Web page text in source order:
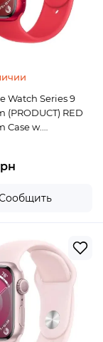
Watch Series 9
(PRODUCT) RED
Case w.